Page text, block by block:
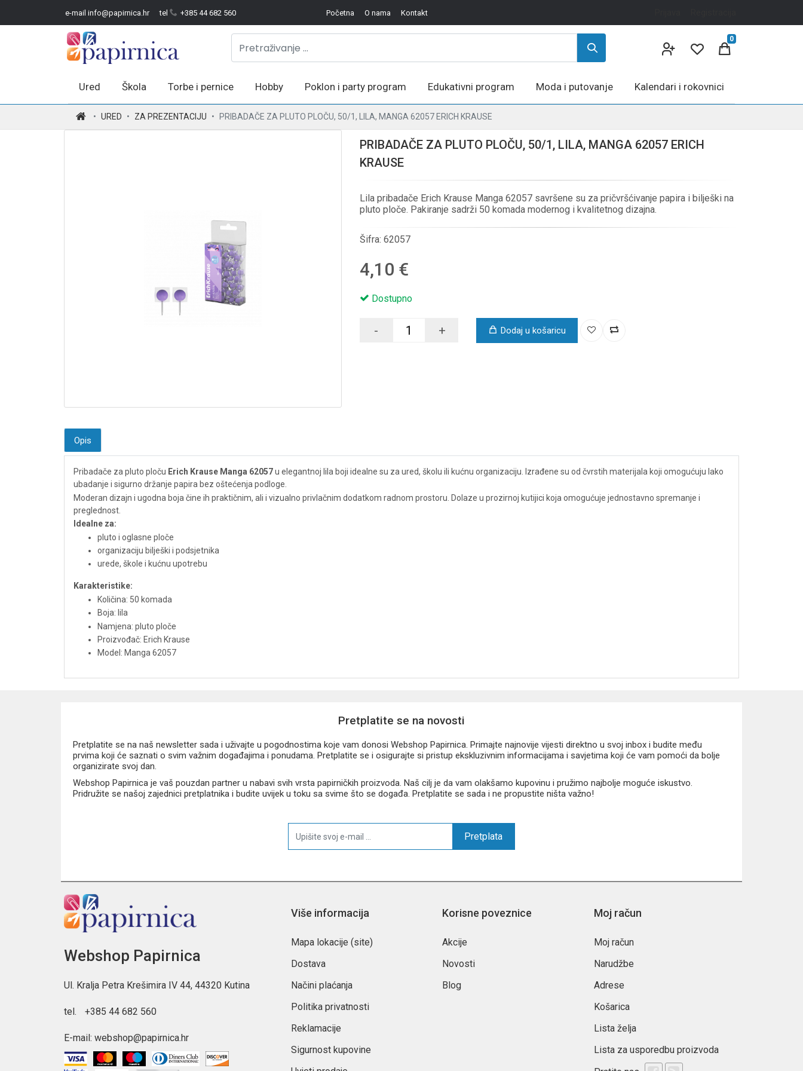
e-mail info@papirnica.hr tel +385 44 682 560 Početna O nama Kontakt
0
Ured Škola Torbe i pernice Hobby Poklon i party program Edukativni program Moda i putovanje Kalendari i rokovnici
URED ZA PREZENTACIJU PRIBADAČE ZA PLUTO PLOČU, 50/1, LILA, MANGA 62057 ERICH KRAUSE
PRIBADAČE ZA PLUTO PLOČU, 50/1, LILA, MANGA 62057 ERICH
KRAUSE
Lila pribadače Erich Krause Manga 62057 savršene su za pričvršćivanje papira i bilješki na
pluto ploče. Pakiranje sadrži 50 komada modernog i kvalitetnog dizajna.
Šifra: 62057
4,10 €
Dostupno
- + Dodaj u košaricu
Opis
Pribadače za pluto ploču Erich Krause Manga 62057u elegantnoj lila boji idealne su za ured, školu ili kućnu organizaciju. Izrađene su od čvrstih materijala koji omogućuju lako
ubadanje i sigurno držanje papira bez oštećenja podloge.
Moderan dizajn i ugodna boja čine ih praktičnim, ali i vizualno privlačnim dodatkom radnom prostoru. Dolaze u prozirnoj kutijici koja omogućuje jednostavno spremanje i
preglednost.
Idealne za:
pluto i oglasne ploče
organizaciju bilješki i podsjetnika
urede, škole i kućnu upotrebu
Karakteristike:
Količina: 50 komada
Boja: lila
Namjena: pluto ploče
Proizvođač: Erich Krause
Model: Manga 62057
Pretplatite se na novosti
Pretplatite se na naš newsletter sada i uživajte u pogodnostima koje vam donosi Webshop Papirnica. Primajte najnovije vijesti direktno u svoj inbox i budite među
prvima koji će saznati o svim važnim događajima i ponudama. Pretplatite se i osigurajte si pristup ekskluzivnim informacijama i savjetima koji će vam pomoći da bolje
organizirate svoj dan.
Webshop Papirnica je vaš pouzdan partner u nabavi svih vrsta papirničkih proizvoda. Naš cilj je da vam olakšamo kupovinu i pružimo najbolje moguće iskustvo.
Pridružite se našoj zajednici pretplatnika i budite uvijek u toku sa svime što se događa. Pretplatite se sada i ne propustite ništa važno!
Pretplata
Webshop Papirnica
Ul. Kralja Petra Krešimira IV 44, 44320 Kutina
tel. +385 44 682 560
E-mail: webshop@papirnica.hr
Više informacija
Mapa lokacije (site)
Dostava
Načini plaćanja
Politika privatnosti
Reklamacije
Sigurnost kupovine
Korisne poveznice
Akcije
Novosti
Blog
Moj račun
Moj račun
Narudžbe
Adrese
Košarica
Lista želja
Lista za usporedbu proizvoda